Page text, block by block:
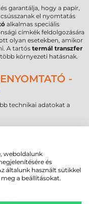
garantálja, hogy a papír,
el nyomtatás
alkalmas speciális
címkék feldolgozására
olyan esetekben, amikor
A tartós termál transzfer
környezeti hatásnak.
-
technikai adatokat a
mm, 76 mm
weboldalunk
és
általunk használt sütikkel
a beállításokat.